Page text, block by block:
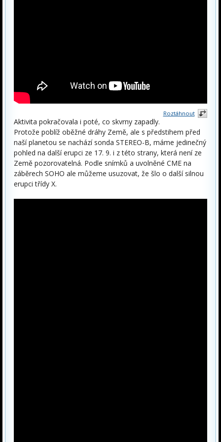
Roztáhnout
Aktivita pokračovala i poté, co skvrny zapadly.
Protože poblíž oběžné dráhy Země, ale s předstihem před
naší planetou se nachází sonda STEREO-B, máme jedinečný
pohled na další erupci ze 17. 9. i z této strany, která není ze
Země pozorovatelná. Podle snímků a uvolněné CME na
záběrech SOHO ale můžeme usuzovat, že šlo o další silnou
erupci třídy X.